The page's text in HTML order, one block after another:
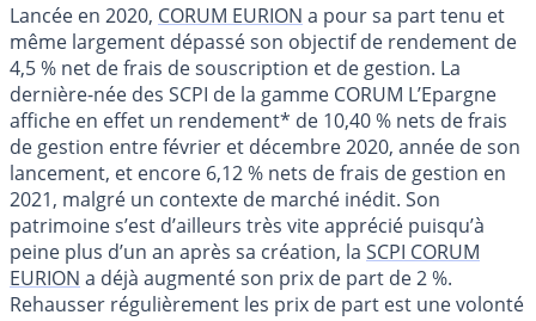
Lancée en 2020, CORUM EURION a pour sa part tenu et
même largement dépassé son objectif de rendement de
4,5 % net de frais de souscription et de gestion. La
dernière-née des SCPI de la gamme CORUM L’Epargne
affiche en effet un rendement* de 10,40 % nets de frais
de gestion entre février et décembre 2020, année de son
lancement, et encore 6,12 % nets de frais de gestion en
2021, malgré un contexte de marché inédit. Son
patrimoine s’est d’ailleurs très vite apprécié puisqu’à
peine plus d’un an après sa création, la SCPI CORUM
EURION a déjà augmenté son prix de part de 2 %.
Rehausser régulièrement les prix de part est une volonté